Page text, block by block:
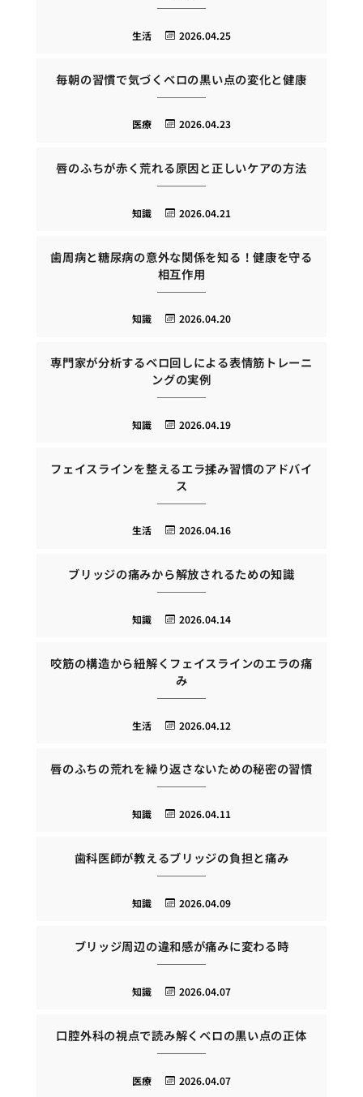
2026.04.25
生活
毎朝の習慣で気づくベロの黒い点の変化と健康
2026.04.23
医療
唇のふちが赤く荒れる原因と正しいケアの方法
2026.04.21
知識
歯周病と糖尿病の意外な関係を知る！健康を守る
相互作用
2026.04.20
知識
専門家が分析するベロ回しによる表情筋トレーニ
ングの実例
2026.04.19
知識
フェイスラインを整えるエラ揉み習慣のアドバイ
ス
2026.04.16
生活
ブリッジの痛みから解放されるための知識
2026.04.14
知識
咬筋の構造から紐解くフェイスラインのエラの痛
み
2026.04.12
生活
唇のふちの荒れを繰り返さないための秘密の習慣
2026.04.11
知識
歯科医師が教えるブリッジの負担と痛み
2026.04.09
知識
ブリッジ周辺の違和感が痛みに変わる時
2026.04.07
知識
口腔外科の視点で読み解くベロの黒い点の正体
2026.04.07
医療